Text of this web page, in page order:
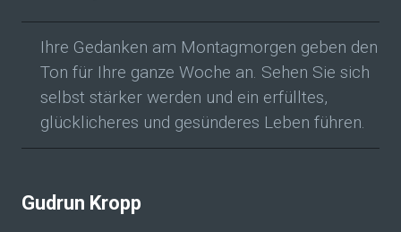
Ihre Gedanken am Montagmorgen geben den
Ton für Ihre ganze Woche an. Sehen Sie sich
selbst stärker werden und ein erfülltes,
glücklicheres und gesünderes Leben führen.
Gudrun Kropp